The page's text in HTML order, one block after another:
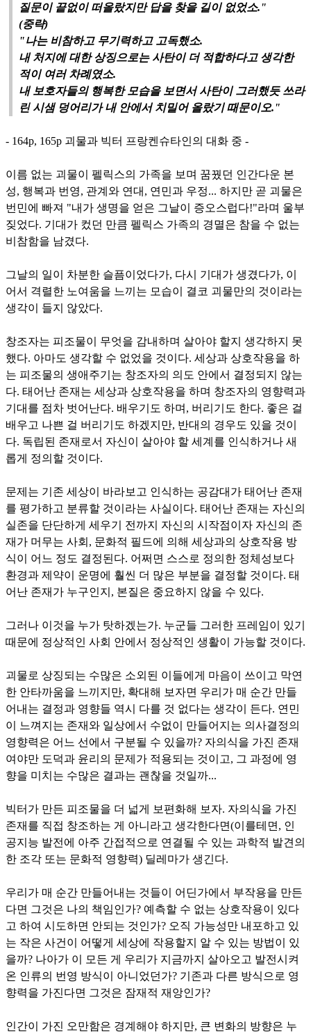
질문이 끝없이 떠올랐지만 답을 찾을 길이 없었소."
(중략)
"나는 비참하고 무기력하고 고독했소.
내 처지에 대한 상징으로는 사탄이 더 적합하다고 생각한
적이 여러 차례였소.
내 보호자들의 행복한 모습을 보면서 사탄이 그러했듯 쓰라
린 시샘 덩어리가 내 안에서 치밀어 올랐기 때문이오."
- 164p, 165p 괴물과 빅터 프랑켄슈타인의 대화 중 -
이름 없는 괴물이 펠릭스의 가족을 보며 꿈꿨던 인간다운 본
성, 행복과 번영, 관계와 연대, 연민과 우정... 하지만 곧 괴물은
번민에 빠져 "내가 생명을 얻은 그날이 증오스럽다!"라며 울부
짖었다. 기대가 컸던 만큼 펠릭스 가족의 경멸은 참을 수 없는
비참함을 남겼다.
그날의 일이 차분한 슬픔이었다가, 다시 기대가 생겼다가, 이
어서 격렬한 노여움을 느끼는 모습이 결코 괴물만의 것이라는
생각이 들지 않았다.
창조자는 피조물이 무엇을 감내하며 살아야 할지 생각하지 못
했다. 아마도 생각할 수 없었을 것이다. 세상과 상호작용을 하
는 피조물의 생애주기는 창조자의 의도 안에서 결정되지 않는
다. 태어난 존재는 세상과 상호작용을 하며 창조자의 영향력과
기대를 점차 벗어난다. 배우기도 하며, 버리기도 한다. 좋은 걸
배우고 나쁜 걸 버리기도 하겠지만, 반대의 경우도 있을 것이
다. 독립된 존재로서 자신이 살아야 할 세계를 인식하거나 새
롭게 정의할 것이다.
문제는 기존 세상이 바라보고 인식하는 공감대가 태어난 존재
를 평가하고 분류할 것이라는 사실이다. 태어난 존재는 자신의
실존을 단단하게 세우기 전까지 자신의 시작점이자 자신의 존
재가 머무는 사회, 문화적 필드에 의해 세상과의 상호작용 방
식이 어느 정도 결정된다. 어쩌면 스스로 정의한 정체성보다
환경과 제약이 운명에 훨씬 더 많은 부분을 결정할 것이다. 태
어난 존재가 누구인지, 본질은 중요하지 않을 수 있다.
그러나 이것을 누가 탓하겠는가. 누군들 그러한 프레임이 있기
때문에 정상적인 사회 안에서 정상적인 생활이 가능할 것이다.
괴물로 상징되는 수많은 소외된 이들에게 마음이 쓰이고 막연
한 안타까움을 느끼지만, 확대해 보자면 우리가 매 순간 만들
어내는 결정과 영향들 역시 다를 것 없다는 생각이 든다. 연민
이 느껴지는 존재와 일상에서 수없이 만들어지는 의사결정의
영향력은 어느 선에서 구분될 수 있을까? 자의식을 가진 존재
여야만 도덕과 윤리의 문제가 적용되는 것이고, 그 과정에 영
향을 미치는 수많은 결과는 괜찮을 것일까...
빅터가 만든 피조물을 더 넓게 보편화해 보자. 자의식을 가진
존재를 직접 창조하는 게 아니라고 생각한다면(이를테면, 인
공지능 발전에 아주 간접적으로 연결될 수 있는 과학적 발견의
한 조각 또는 문화적 영향력) 딜레마가 생긴다.
우리가 매 순간 만들어내는 것들이 어딘가에서 부작용을 만든
다면 그것은 나의 책임인가? 예측할 수 없는 상호작용이 있다
고 하여 시도하면 안되는 것인가? 오직 가능성만 내포하고 있
는 작은 사건이 어떻게 세상에 작용할지 알 수 있는 방법이 있
을까? 나아가 이 모든 게 우리가 지금까지 살아오고 발전시켜
온 인류의 번영 방식이 아니었던가? 기존과 다른 방식으로 영
향력을 가진다면 그것은 잠재적 재앙인가?
인간이 가진 오만함은 경계해야 하지만, 큰 변화의 방향은 누